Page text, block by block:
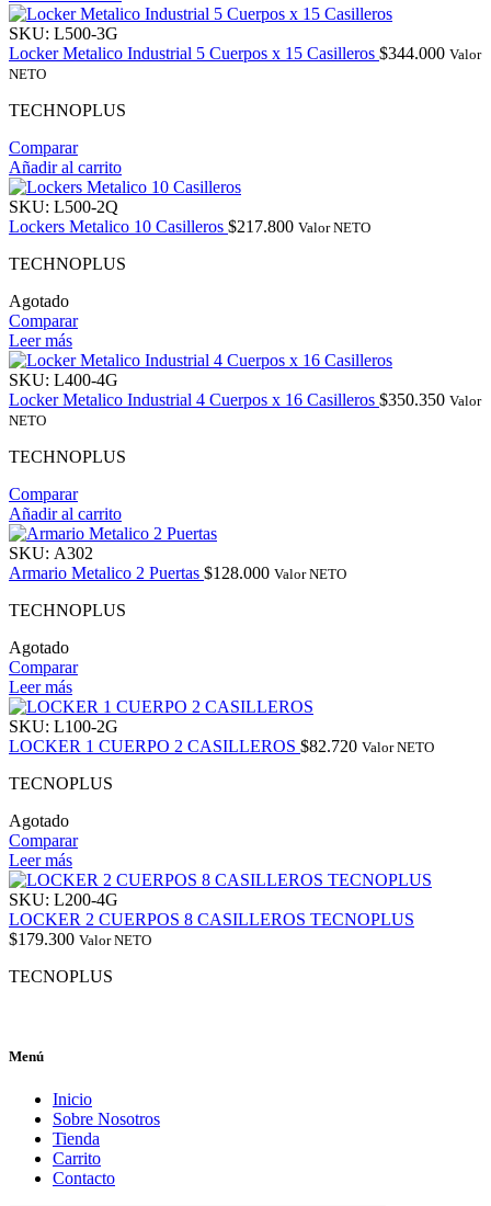
SKU: L500-3G
Locker Metalico Industrial 5 Cuerpos x 15 Casilleros $344.000 Valor
NETO
TECHNOPLUS
Comparar
Añadir al carrito
SKU: L500-2Q
Lockers Metalico 10 Casilleros $217.800 Valor NETO
TECHNOPLUS
Agotado
Comparar
Leer más
SKU: L400-4G
Locker Metalico Industrial 4 Cuerpos x 16 Casilleros $350.350 Valor
NETO
TECHNOPLUS
Comparar
Añadir al carrito
SKU: A302
Armario Metalico 2 Puertas $128.000 Valor NETO
TECHNOPLUS
Agotado
Comparar
Leer más
SKU: L100-2G
LOCKER 1 CUERPO 2 CASILLEROS $82.720 Valor NETO
TECNOPLUS
Agotado
Comparar
Leer más
SKU: L200-4G
LOCKER 2 CUERPOS 8 CASILLEROS TECNOPLUS
$179.300 Valor NETO
TECNOPLUS
Menú
Inicio
Sobre Nosotros
Tienda
Carrito
Contacto